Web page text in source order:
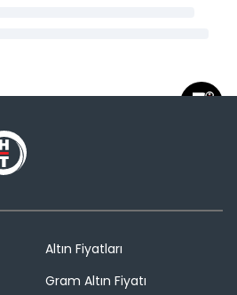
Altın Fiyatları
Gram Altın Fiyatı